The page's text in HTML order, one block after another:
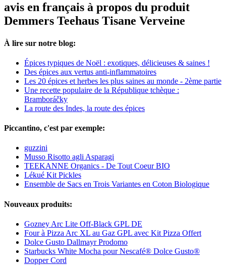
avis en français à propos du produit
Demmers Teehaus Tisane Verveine
À lire sur notre blog:
Épices typiques de Noël : exotiques, délicieuses & saines !
Des épices aux vertus anti-inflammatoires
Les 20 épices et herbes les plus saines au monde - 2ème partie
Une recette populaire de la République tchèque :
Bramboráčky
La route des Indes, la route des épices
Piccantino, c'est par exemple:
guzzini
Musso Risotto agli Asparagi
TEEKANNE Organics - De Tout Coeur BIO
Lékué Kit Pickles
Ensemble de Sacs en Trois Variantes en Coton Biologique
Nouveaux produits:
Gozney Arc Lite Off-Black GPL DE
Four à Pizza Arc XL au Gaz GPL avec Kit Pizza Offert
Dolce Gusto Dallmayr Prodomo
Starbucks White Mocha pour Nescafé® Dolce Gusto®
Dopper Cord